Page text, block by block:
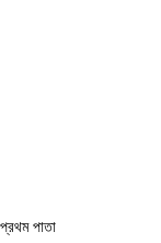
প্রথম পাতা